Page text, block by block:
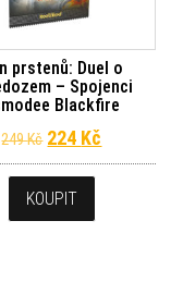
Kč.
1 349 Kč.
prstenů: Duel o
– Spojenci
Blackfire
249Kč Původní cena
224 Kč
KOUPIT